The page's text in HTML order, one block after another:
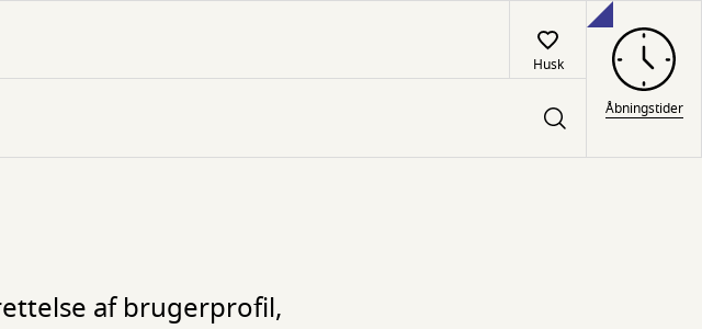
Husk
Åbningstider
af brugerprofil,